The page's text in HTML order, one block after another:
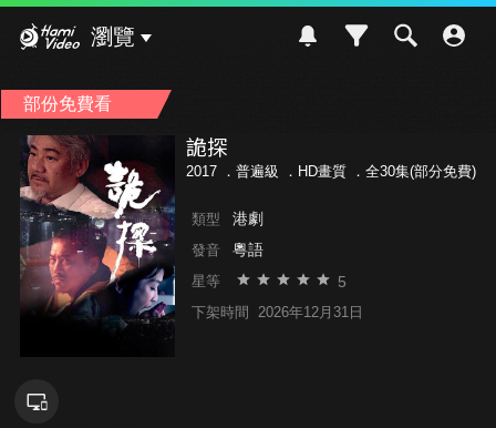
瀏覽
部份免費看
詭探
2017 ． 普遍級 ．HD畫質 ．全30集(部分免費)
類型 港劇
發音 粵語
星等 5
下架時間 2026年12月31日